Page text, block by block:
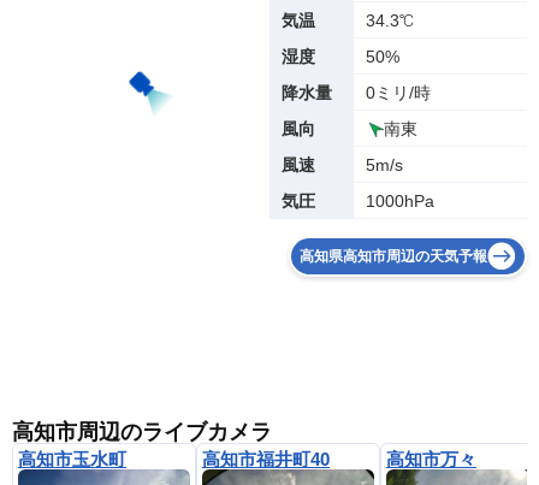
気温
34.3℃
湿度
50%
降水量
0ミリ/時
風向
南東
風速
5m/s
気圧
1000hPa
高知県高知市周辺の天気予報
高知市周辺のライブカメラ
高知市玉水町 高知市福井町40 高知市万々